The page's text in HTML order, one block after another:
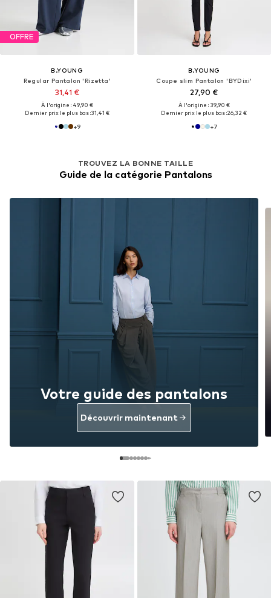
OFFRE
B.YOUNG
Regular Pantalon 'Rizetta'
31,41 €
À l'origine : 49,90 €
Dernier prix le plus bas :31,41 €
+9
B.YOUNG
Coupe slim Pantalon 'BYDixi'
27,90 €
À l'origine : 39,90 €
Dernier prix le plus bas :26,32 €
+7
TROUVEZ LA BONNE TAILLE
Guide de la catégorie Pantalons
Votre guide des pantalons
Découvrir maintenant